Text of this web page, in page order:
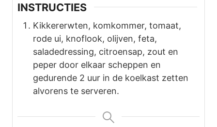
INSTRUCTIES
Kikkererwten, komkommer, tomaat,
rode ui, knoflook, olijven, feta,
saladedressing, citroensap, zout en
peper door elkaar scheppen en
gedurende 2 uur in de koelkast zetten
alvorens te serveren.